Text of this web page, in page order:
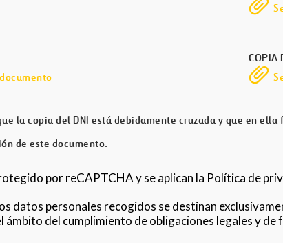
COPIA
la copia del DNI está debidamente cruzada y que en
de este documento.
por reCAPTCHA y se aplican la Política de
datos personales recogidos se destinan
ámbito del cumplimiento de obligaciones legales y